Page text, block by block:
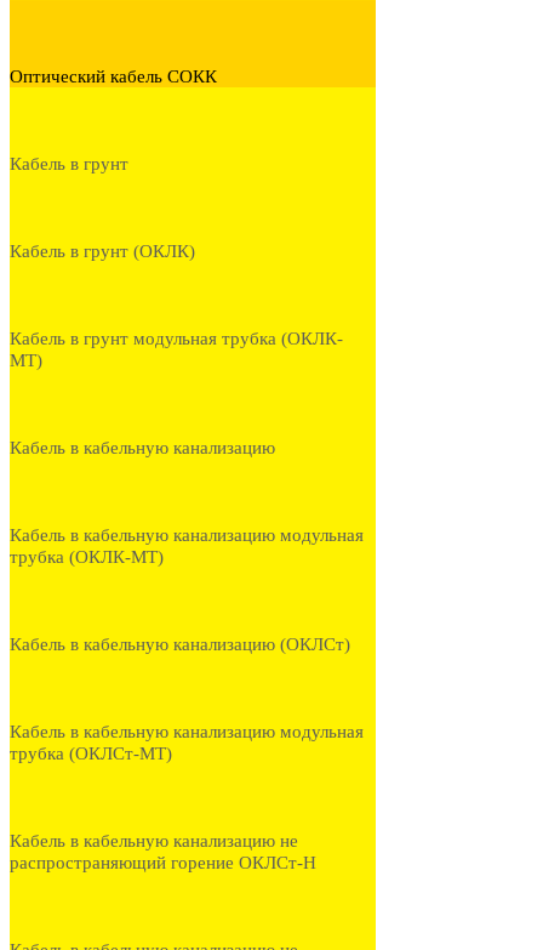
Оптический кабель СОКК
Кабель в грунт
Кабель в грунт (ОКЛК)
Кабель в грунт модульная трубка (ОКЛК-
МТ)
Кабель в кабельную канализацию
Кабель в кабельную канализацию модульная
трубка (ОКЛК-МТ)
Кабель в кабельную канализацию (ОКЛСт)
Кабель в кабельную канализацию модульная
трубка (ОКЛСт-МТ)
Кабель в кабельную канализацию не
распространяющий горение ОКЛСт-Н